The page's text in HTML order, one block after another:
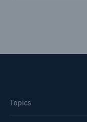
Topics
Rückversicherung